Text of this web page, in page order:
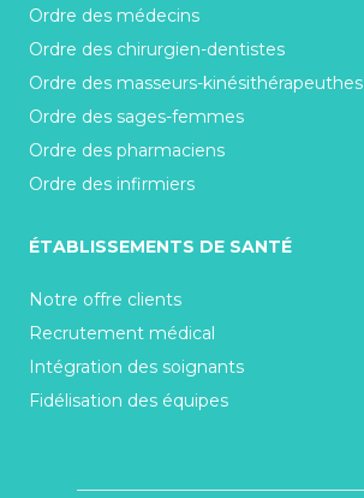
Ordre des médecins
Ordre des chirurgien-dentistes
Ordre des masseurs-kinésithérapeuthes
Ordre des sages-femmes
Ordre des pharmaciens
Ordre des infirmiers
ÉTABLISSEMENTS DE SANTÉ
Notre offre clients
Recrutement médical
Intégration des soignants
Fidélisation des équipes